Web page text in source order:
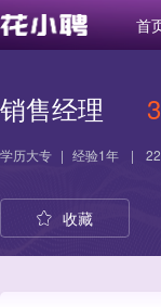
首
销售经理
学历大专 | 经验1年 |
收藏